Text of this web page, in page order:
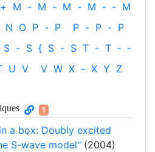
+ M - M - M - M - ‐ M
N O P - P P - P - P
S - S { S - S T - T ‐ -
U V V W X - X Y Z
1
a box: Doubly excited
S-wave model" (2004)